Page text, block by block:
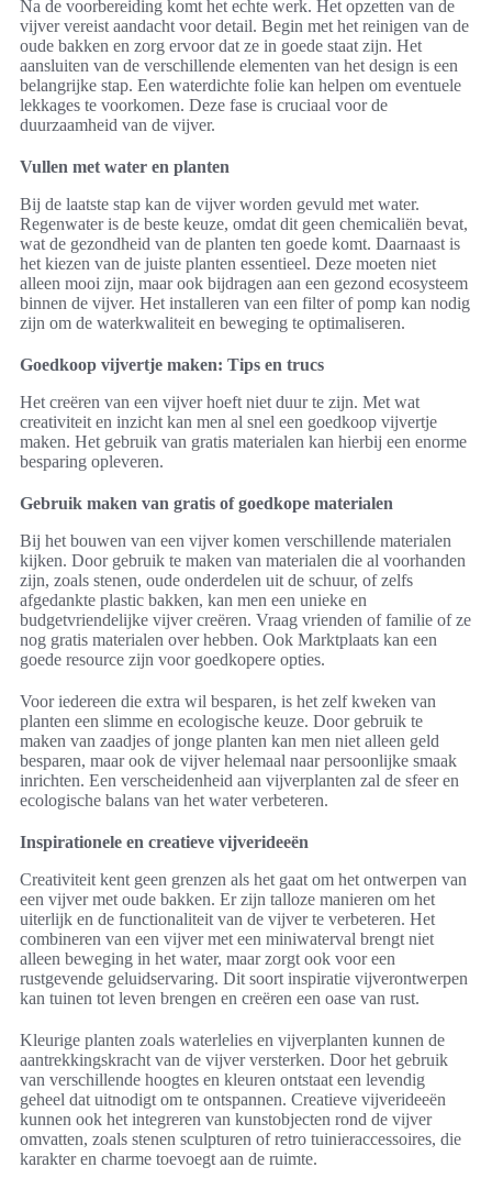
Na de voorbereiding komt het echte werk. Het opzetten van de
vijver vereist aandacht voor detail. Begin met het reinigen van de
oude bakken en zorg ervoor dat ze in goede staat zijn. Het
aansluiten van de verschillende elementen van het design is een
belangrijke stap. Een waterdichte folie kan helpen om eventuele
lekkages te voorkomen. Deze fase is cruciaal voor de
duurzaamheid van de vijver.
Vullen met water en planten
Bij de laatste stap kan de vijver worden gevuld met water.
Regenwater is de beste keuze, omdat dit geen chemicaliën bevat,
wat de gezondheid van de planten ten goede komt. Daarnaast is
het kiezen van de juiste planten essentieel. Deze moeten niet
alleen mooi zijn, maar ook bijdragen aan een gezond ecosysteem
binnen de vijver. Het installeren van een filter of pomp kan nodig
zijn om de waterkwaliteit en beweging te optimaliseren.
Goedkoop vijvertje maken: Tips en trucs
Het creëren van een vijver hoeft niet duur te zijn. Met wat
creativiteit en inzicht kan men al snel een goedkoop vijvertje
maken. Het gebruik van gratis materialen kan hierbij een enorme
besparing opleveren.
Gebruik maken van gratis of goedkope materialen
Bij het bouwen van een vijver komen verschillende materialen
kijken. Door gebruik te maken van materialen die al voorhanden
zijn, zoals stenen, oude onderdelen uit de schuur, of zelfs
afgedankte plastic bakken, kan men een unieke en
budgetvriendelijke vijver creëren. Vraag vrienden of familie of ze
nog gratis materialen over hebben. Ook Marktplaats kan een
goede resource zijn voor goedkopere opties.
Voor iedereen die extra wil besparen, is het zelf kweken van
planten een slimme en ecologische keuze. Door gebruik te
maken van zaadjes of jonge planten kan men niet alleen geld
besparen, maar ook de vijver helemaal naar persoonlijke smaak
inrichten. Een verscheidenheid aan vijverplanten zal de sfeer en
ecologische balans van het water verbeteren.
Inspirationele en creatieve vijverideeën
Creativiteit kent geen grenzen als het gaat om het ontwerpen van
een vijver met oude bakken. Er zijn talloze manieren om het
uiterlijk en de functionaliteit van de vijver te verbeteren. Het
combineren van een vijver met een miniwaterval brengt niet
alleen beweging in het water, maar zorgt ook voor een
rustgevende geluidservaring. Dit soort inspiratie vijverontwerpen
kan tuinen tot leven brengen en creëren een oase van rust.
Kleurige planten zoals waterlelies en vijverplanten kunnen de
aantrekkingskracht van de vijver versterken. Door het gebruik
van verschillende hoogtes en kleuren ontstaat een levendig
geheel dat uitnodigt om te ontspannen. Creatieve vijverideeën
kunnen ook het integreren van kunstobjecten rond de vijver
omvatten, zoals stenen sculpturen of retro tuinieraccessoires, die
karakter en charme toevoegt aan de ruimte.